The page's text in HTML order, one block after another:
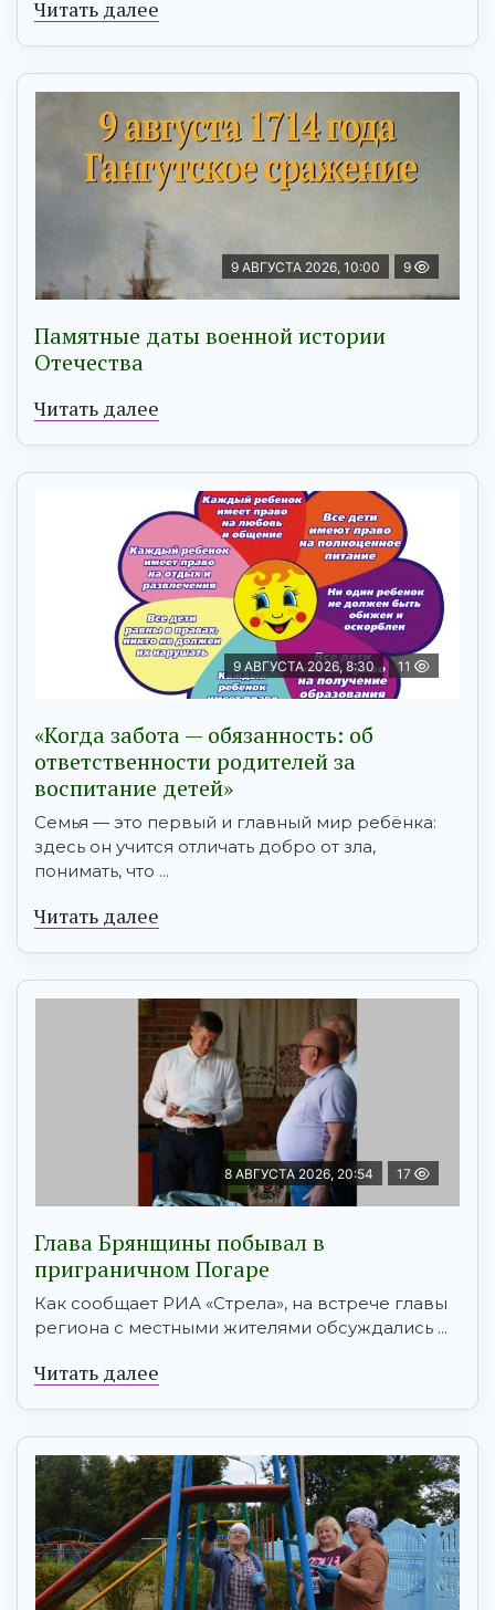
Читать далее
9 АВГУСТА 2026, 10:00 9
Памятные даты военной истории
Отечества
Читать далее
9 АВГУСТА 2026, 8:30 11
«Когда забота — обязанность: об
ответственности родителей за
воспитание детей»
Семья — это первый и главный мир ребёнка:
здесь он учится отличать добро от зла,
понимать, что ...
Читать далее
8 АВГУСТА 2026, 20:54 17
Глава Брянщины побывал в
приграничном Погаре
Как сообщает РИА «Стрела», на встрече главы
региона с местными жителями обсуждались ...
Читать далее